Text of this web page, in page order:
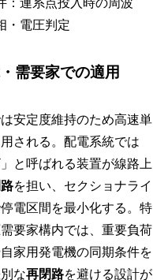
：連系点投入時の周波
・電圧判定
需要家での適用
安定度維持のため高速単
される。配電系統では
」と呼ばれる装置が線路上
を担い、セクショナライ
電区間を最小化する。特
要家構内では、重要負荷
家用発電機の同期条件を
な再閉路を避ける設計が